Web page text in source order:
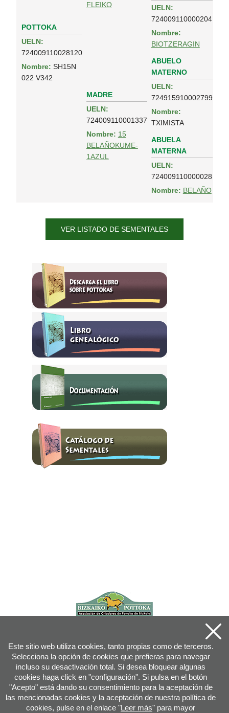
POTTOKA
UELN:
724009110028120
Nombre: SH15N
022 V342
FLEIKO
UELN:
724009110000204
Nombre:
BIOTZERAGIN
MADRE
UELN:
724009110001337
Nombre: 15
BELAÑOKUME-
1AZUL
ABUELO
MATERNO
UELN:
724915910002799
Nombre:
TXIMISTA
ABUELA
MATERNA
UELN:
724009110000028
Nombre: BELAÑO
VER LISTADO DE SEMENTALES
Este sitio web utiliza cookies, tanto propias como de terceros.
Selecciona la opción de cookies que prefieras para navegar
incluso su desactivación total. Si desea bloquear algunas
cookies haga click en "configuración". Si pulsa en el botón
"Acepto" está dando su consentimiento para la aceptación de
las mencionadas cookies y la aceptación de nuestra política de
cookies, pulse en el enlace "Leer más" para mayor